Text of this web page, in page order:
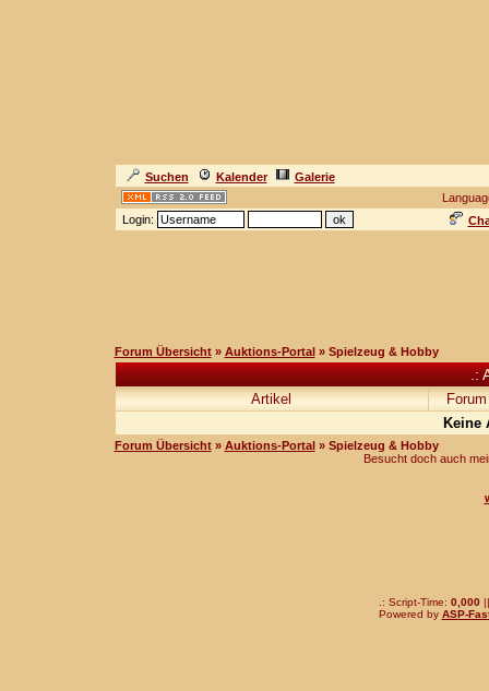
Suchen Kalender
Galerie
Login:
Forum Übersicht» Auktions-Portal » Spielzeug & Hobby
.:
Artikel
Forum
Keine
Forum Übersicht» Auktions-Portal » Spielzeug & Hobby
Besucht doch auch
.: Script-Time: 0,000||
Powered by ASP-